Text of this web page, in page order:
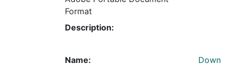
Format
Description:
Name:
Down